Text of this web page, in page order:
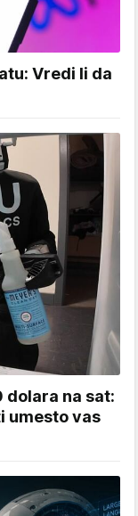
Vredi li da
na sat:
umesto vas